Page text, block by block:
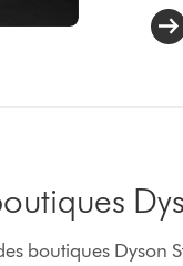
boutiques